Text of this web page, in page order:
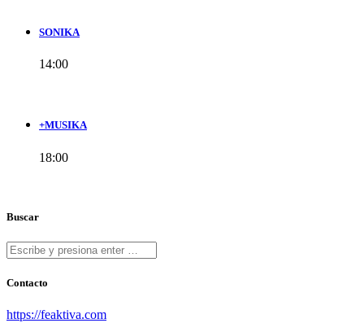
SONIKA
14:00
+MUSIKA
18:00
Buscar
Contacto
https://feaktiva.com